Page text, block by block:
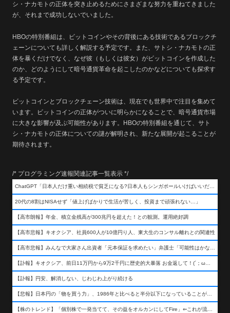
シ・ナカモトの正体を突き止めるためにさまざまな努力を重ねてきました
が、それまで成功しないでいました。
HBOの特別番組は、ビットコインやその背後にある技術であるブロックチ
ェーンについても詳しく解説する予定です。また、サトシ・ナカモトの正
体を暴くだけでなく、なぜ彼（もしくは彼女）がビットコインを作成した
のか、どのようにして暗号通貨革命を起こしたのかなどについても探求す
る予定です。
ビットコインとブロックチェーン技術は、現在でも世界中で注目を集めて
います。ビットコインの正体がついに明らかになることで、暗号通貨市場
に大きな影響が及ぶ可能性があります。HBOの特別番組を通じて、サト
シ・ナカモトの正体についての謎が解明され、新たな展開が起こることが
期待されます。
/* プログラミング速報関連記事一覧表示 */
ChatGPT「日本人だけ重い相続税で貧乏になる?日本人もシンガポールいけばいいだけだから相続税で日本人は貧乏にならんだろ呆」
20代の8割はNISAせず「値上げばかりで生活が苦しく、投資まで頑張れない…」
【高市朗報】年金、積立金残高が300兆円を超えた！との観測。運用絶好調
【高市悲報】キオクシア、社員600人が10億円り人、東大生のコンサル離れとの関連性
【高市悲報】みんなで大家さん出資者「元本保証を求めたい」弁護士「可能性はかなり低い」出資者「不誠実！」
【訃報】キオクシア、前日11万円から9万2千円に歴史的大暴落 お金返して！(´；ω；｀)
【訃報】円安、解消しない、じわじわ上がり続ける
【悲報】日本円の「物を買う力」、1986年と比べると半分以下になっていることが判明&#8230;高市さんありがとう！
【株のトレンド】「個別株で一発当てて、その益をオルカンにしてFire」⇐これが流行ってるらしい